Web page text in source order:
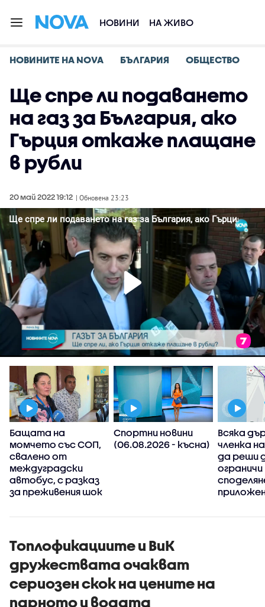
НОВИНИ НА ЖИВО
НОВИНИТЕ НА NOVA БЪЛГАРИЯ ОБЩЕСТВО
Ще спре ли подаването
на газ за България, ако
Гърция откаже плащане
в рубли
20 май 2022 19:12 | Обновена 23:23
Бащата на
момчето със СОП,
свалено от
междуградски
автобус, с разказ
за преживения шок
Спортни новини
(06.08.2026 - късна)
Всяка
членка
да реши
ограничи
има
Топлофикациите и ВиК
дружествата очакват
сериозен скок на цените на
парното и водата